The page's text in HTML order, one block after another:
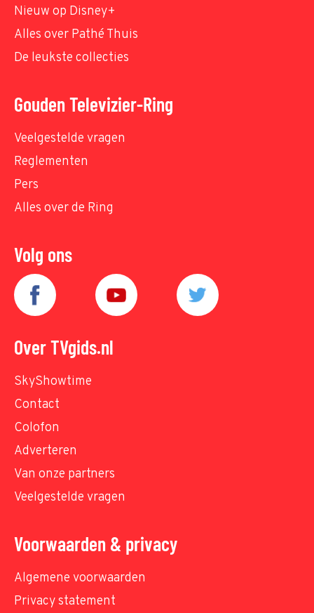
Nieuw op Disney+
Alles over Pathé Thuis
De leukste collecties
Gouden Televizier-Ring
Veelgestelde vragen
Reglementen
Pers
Alles over de Ring
Volg ons
Over TVgids.nl
SkyShowtime
Contact
Colofon
Adverteren
Van onze partners
Veelgestelde vragen
Voorwaarden & privacy
Algemene voorwaarden
Privacy statement